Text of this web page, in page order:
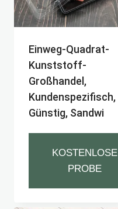
Einweg-Quadrat-
Kunststoff-
Großhandel,
Kundenspezifisch,
Günstig, Sandwi
KOSTENLOSE
PROBE